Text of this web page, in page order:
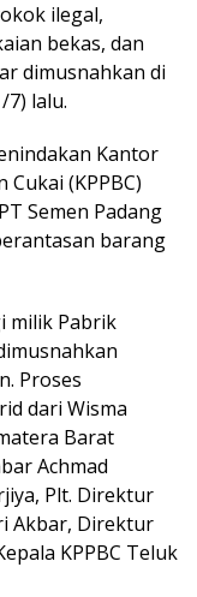
ilegal,
bekas, dan
dimusnahkan di
7) lalu.
Kantor
Cukai (KPPBC)
Semen Padang
barang
milik Pabrik
Proses
dari Wisma
Barat
Achmad
Plt. Direktur
Akbar, Direktur
KPPBC Teluk